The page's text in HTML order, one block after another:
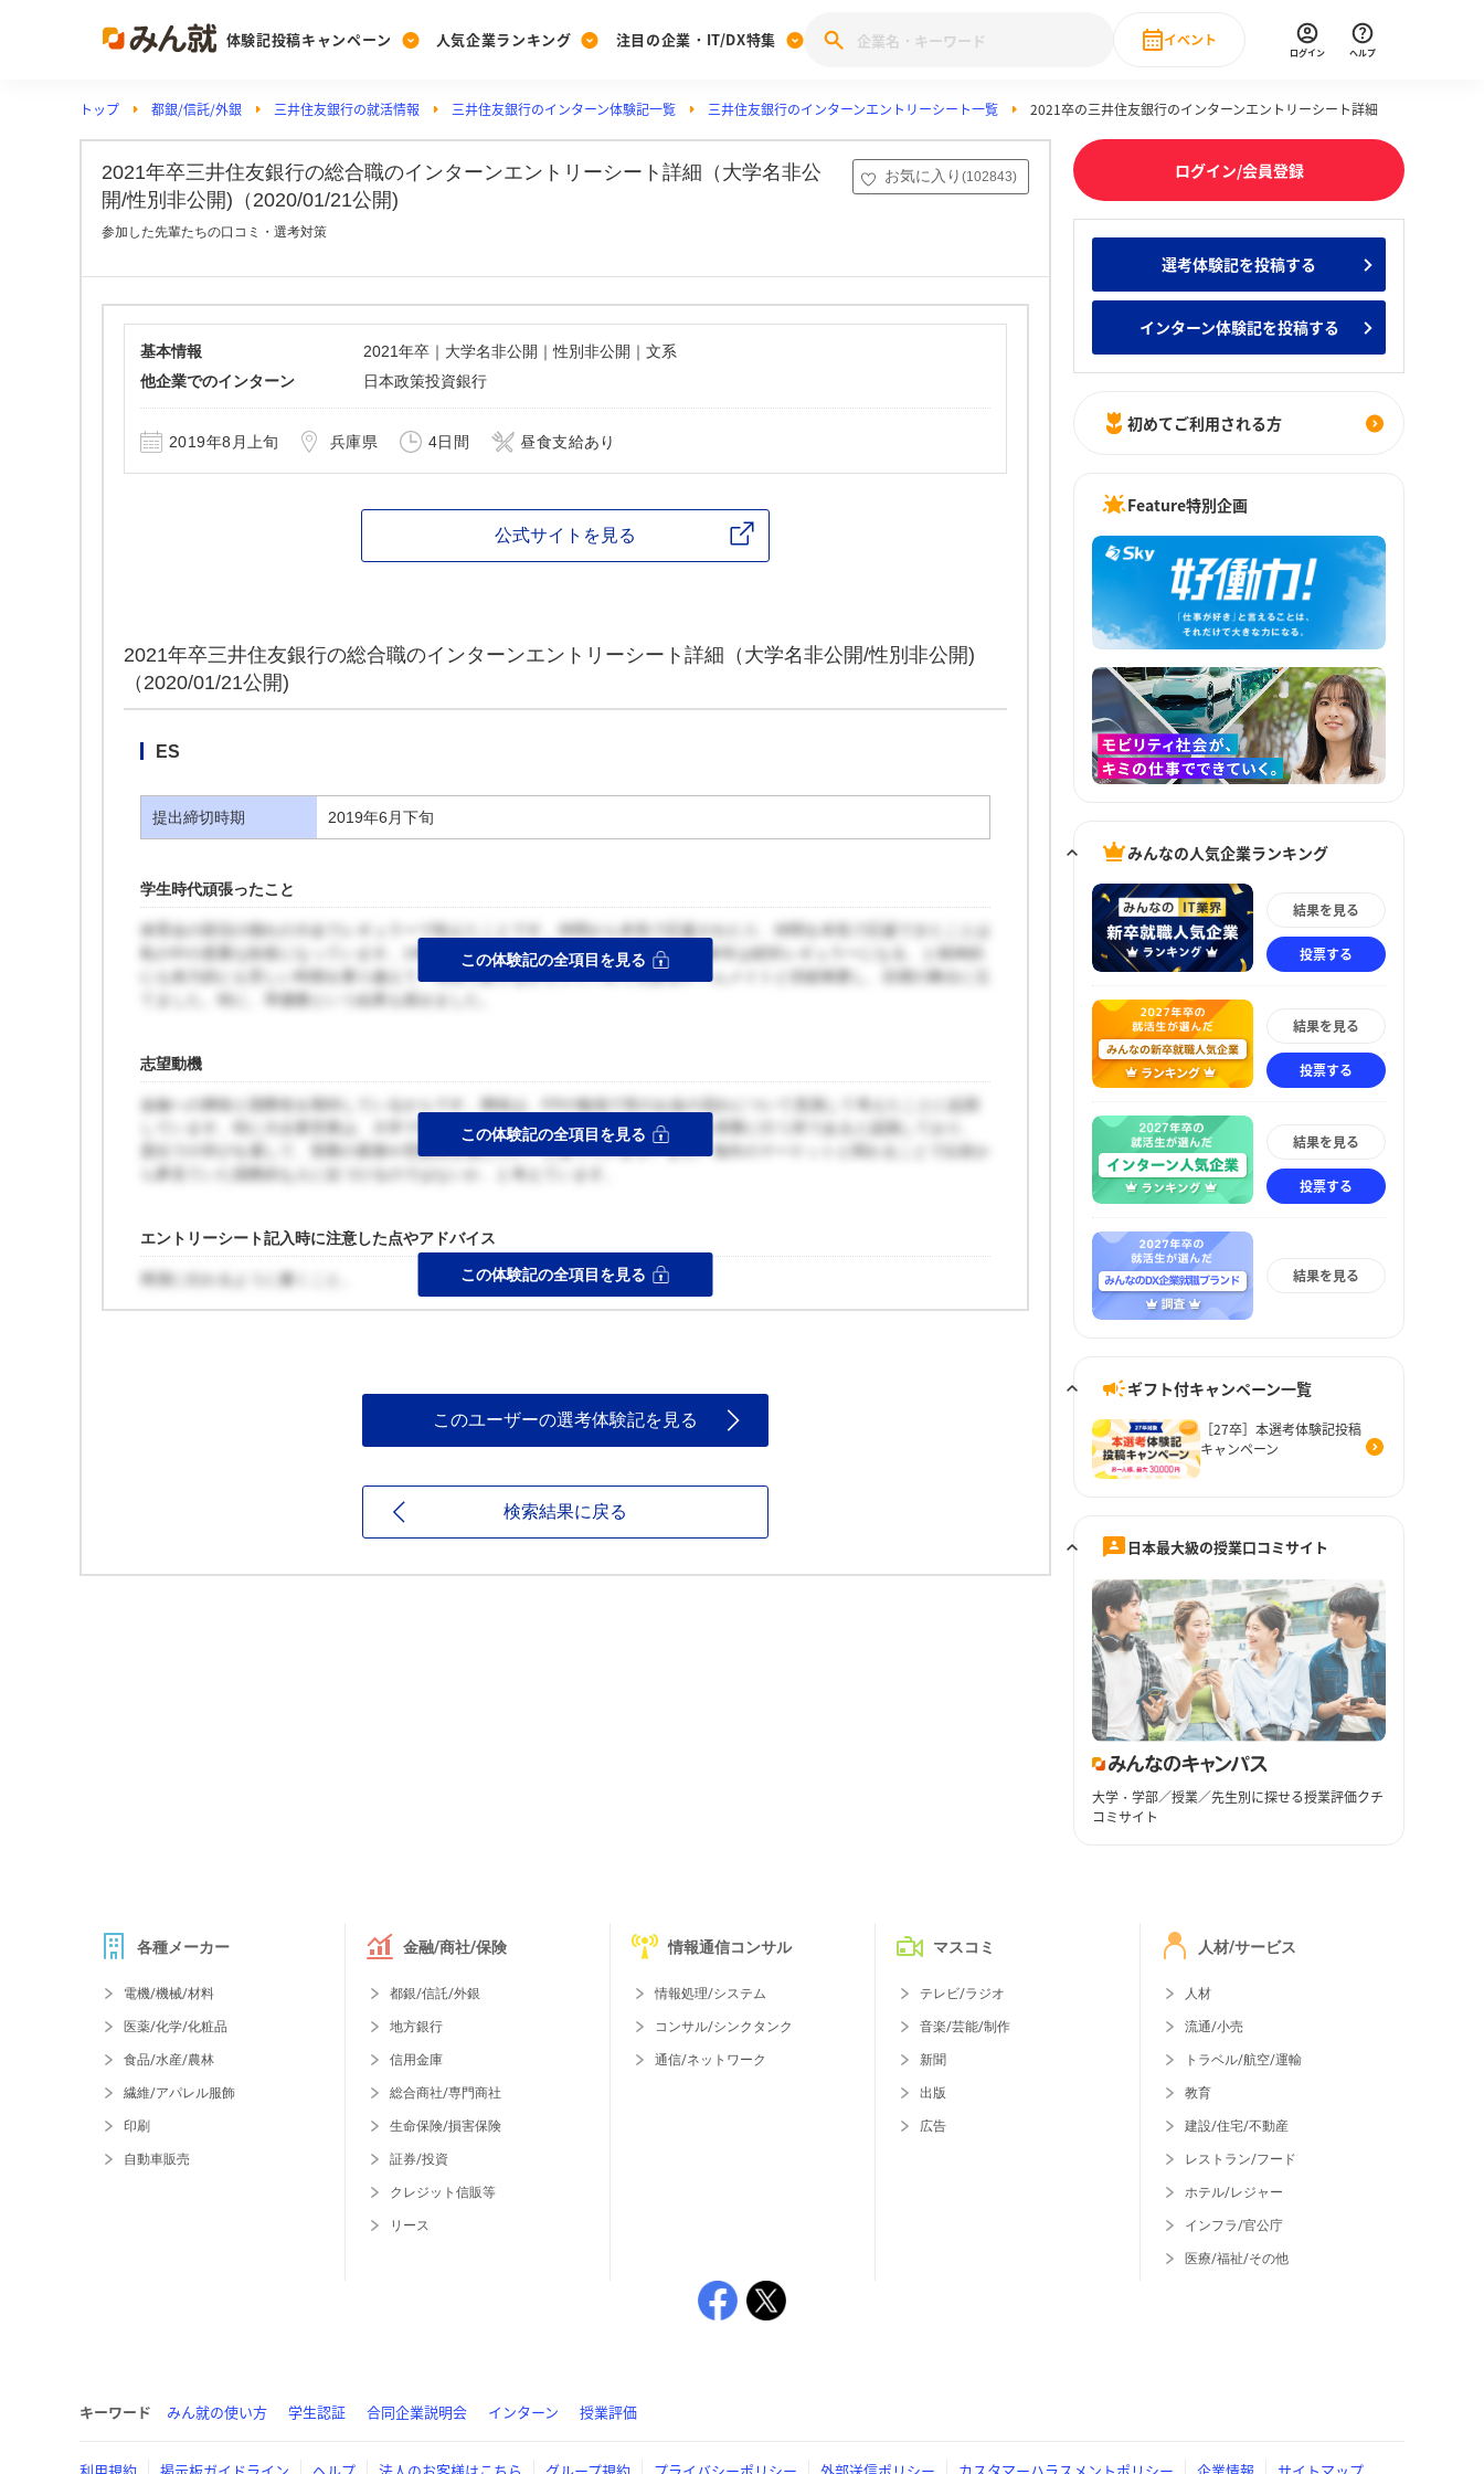
体験記投稿キャンペーン
Post
投稿する
[27卒] 本選考体験記投稿キャンペーン
人気企業ランキング
Ranking
ランキングを見る
みんなのDX企業就職ブランド調査
Vote みんなの新卒就職人気企業ランキング みんなのインターン人気企業ランキ
注目の企業・IT/DX特集
PickUp
注目の企業特集
28卒 IT・DX現場社員インタビュー
動画で知ろう！業界・企業研究
イベント
Event
直近のイベント一覧
ログイン ヘルプ
トップ 都銀/信託/外銀 三井住友銀行の就活情報 三井住友銀行のインターン体験記一覧 三井住友銀行のインターンエントリーシート一覧 2021卒の三井住友銀行のインターンエントリーシート詳細
2021年卒三井住友銀行の総合職のインターンエントリーシート詳細（大学名非公
開/性別非公開)（2020/01/21公開)
お気に入り (102843)
参加した先輩たちの口コミ・選考対策
基本情報
2021年卒｜大学名非公開｜性別非公開｜文系
他企業でのインターン
日本政策投資銀行
2019年8月上旬 兵庫県 4日間 昼食支給あり
公式サイトを見る
2021年卒三井住友銀行の総合職のインターンエントリーシート詳細（大学名非公開/性別非公開)
（2020/01/21公開)
ES
提出締切時期 2019年6月下旬
学生時代頑張ったこと
体育会の部活の憧れの大会でレギュラーで戦えたことです。仲間から本気で応援されたり、仲間を本気で応援できたことは
私の中の貴重な財産になっています。1年目はイレギュラーで悔しかったですが、来年は絶対レギュラーになる、と精神的
にも体力的にも苦しい時期を乗り越えて、仲間でありながらライバルでもあるチームメイトと切磋琢磨し、目標の舞台に立
てました。特に、準優勝という結果も残せました。
この体験記の全項目を見る
志望動機
金融への興味と国際色を期待しているからです。興味は、FPの勉強で世のお金の流れについて意識して考えたことに起因
しています。特に大企業営業は、大学で学ぶM&Aや、挑戦しようと勉強中の投資を実際に行う所であると認識しており、
貴社での学びを通して、実際の業務や雰囲気を感じたい、と思っています。また、海外のマーケットと関わることで以前か
この体験記の全項目を見る
エントリーシート記入時に注意した点やアドバイス
簡潔に伝わるように書くこと。 この体験記の全項目を見る
このユーザーの選考体験記を見る
検索結果に戻る
ログイン/会員登録
選考体験記を投稿する
インターン体験記を投稿する
初めてご利用される方
Feature特別企画
みんなの人気企業ランキング
結果を見る
投票する
結果を見る
投票する
結果を見る
投票する
結果を見る
ギフト付キャンペーン一覧
［27卒］本選考体験記投稿
キャンペーン
日本最大級の授業口コミサイト
大学・学部／授業／先生別に探せる授業評価クチ
コミサイト
各種メーカー
電機/機械/材料
医薬/化学/化粧品
食品/水産/農林
繊維/アパレル服飾
印刷
自動車販売
金融/商社/保険
都銀/信託/外銀
地方銀行
信用金庫
総合商社/専門商社
生命保険/損害保険
証券/投資
クレジット信販等
リース
情報通信コンサル
情報処理/システム
コンサル/シンクタンク
通信/ネットワーク
マスコミ
テレビ/ラジオ
音楽/芸能/制作
新聞
出版
広告
人材/サービス
人材
流通/小売
トラベル/航空/運輸
教育
建設/住宅/不動産
レストラン/フード
ホテル/レジャー
インフラ/官公庁
医療/福祉/その他
キーワード みん就の使い方 学生認証 合同企業説明会 インターン 授業評価